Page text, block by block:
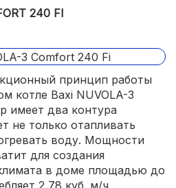
240 FI
принцип работы
котле Baxi NUVOLA-3
имеет два контура
не только отапливать
воду. Мощности
для создания
в доме площадью до